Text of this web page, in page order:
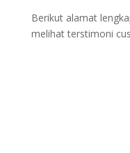
Berikut alamat
melihat terstimoni